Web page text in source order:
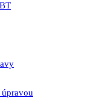
úpravou